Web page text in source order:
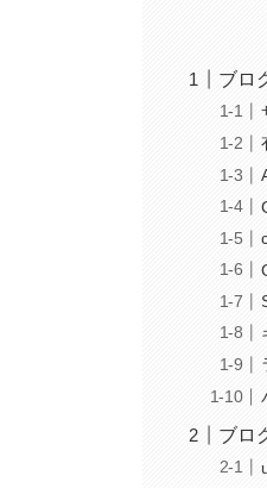
ブロ
ブロ